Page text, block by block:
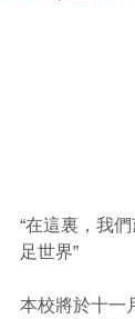
“在這裏，我
足世界”
本校將於十一